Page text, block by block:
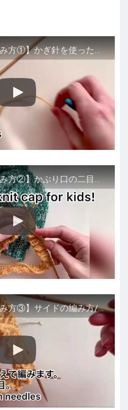
【どんぐり帽子の編み方①】かぎ針を使った作り目/【Knit Cap for kids】Cast on
【どんぐり帽子の編み方②】かぶり口の二目ゴム編み/【Knit Cap for kids】Rib
【どんぐり帽子の編み方③】サイドの編み方/【Knit Cap for kids】- Body